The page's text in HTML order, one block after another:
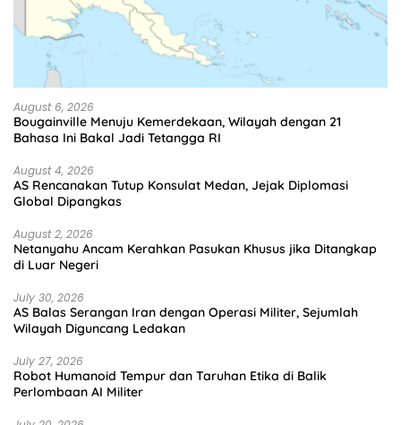
August 6, 2026
Bougainville Menuju Kemerdekaan, Wilayah dengan 21
Bahasa Ini Bakal Jadi Tetangga RI
August 4, 2026
AS Rencanakan Tutup Konsulat Medan, Jejak Diplomasi
Global Dipangkas
August 2, 2026
Netanyahu Ancam Kerahkan Pasukan Khusus jika Ditangkap
di Luar Negeri
July 30, 2026
AS Balas Serangan Iran dengan Operasi Militer, Sejumlah
Wilayah Diguncang Ledakan
July 27, 2026
Robot Humanoid Tempur dan Taruhan Etika di Balik
Perlombaan AI Militer